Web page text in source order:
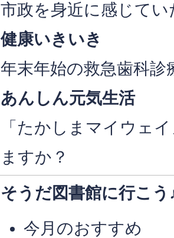
市政を身近に感じて
健康いきいき
年末年始の救急歯科診
あんしん元気生活
「たかしまマイウェ
ますか？
そうだ図書館に行こう
今月のおすすめ